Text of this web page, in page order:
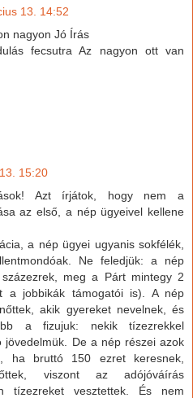
13. 14:52
nagyon Jó Írás
fecsutra Az nagyon ott van
15:20
Azt írjátok, hogy nem a
az első, a nép ügyeivel kellene
a nép ügyei ugyanis sokfélék,
Ne feledjük: a nép
meg a Párt mintegy 2
a jobbikák támogatói is). A nép
akik gyereket nevelnek, és
a fizujuk: nekik tízezrekkel
jövedelmük. De a nép részei azok
ha bruttó 150 ezret keresnek,
viszont az adójóváírás
tízezreket vesztettek. És nem